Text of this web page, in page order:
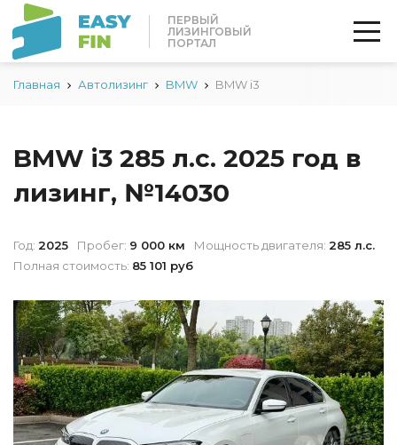
ПЕРВЫЙ
ЛИЗИНГОВЫЙ
ПОРТАЛ
Главная Автолизинг BMW BMW i3
BMW i3 285 л.с. 2025 год в
лизинг, №14030
Год: 2025 Пробег: 9 000 км Мощность двигателя: 285 л.с.
Полная стоимость: 85 101 руб